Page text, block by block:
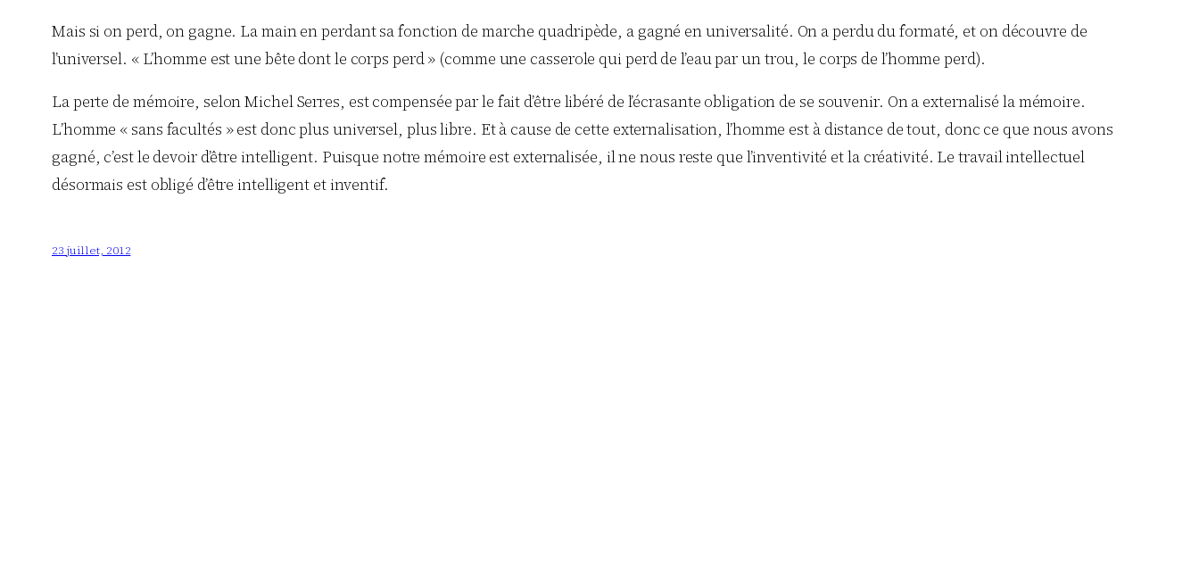
Mais si on perd, on gagne. La main en perdant sa fonction de marche quadripède, a gagné en universalité. On a perdu du formaté, et on découvre de
l’universel. « L’homme est une bête dont le corps perd » (comme une casserole qui perd de l’eau par un trou, le corps de l’homme perd).
La perte de mémoire, selon Michel Serres, est compensée par le fait d’être libéré de l’écrasante obligation de se souvenir. On a externalisé la mémoire.
L’homme « sans facultés » est donc plus universel, plus libre. Et à cause de cette externalisation, l’homme est à distance de tout, donc ce que nous avons
gagné, c’est le devoir d’être intelligent. Puisque notre mémoire est externalisée, il ne nous reste que l’inventivité et la créativité. Le travail intellectuel
désormais est obligé d’être intelligent et inventif.
23 juillet, 2012